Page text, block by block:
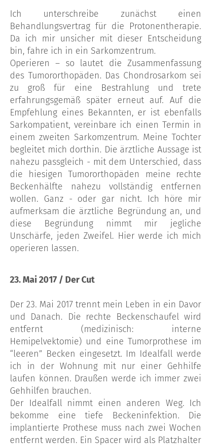
Ich unterschreibe zunächst einen
Behandlungsvertrag für die Protonentherapie.
Da ich mir unsicher mit dieser Entscheidung
bin, fahre ich in ein Sarkomzentrum.
Operieren – so lautet die Zusammenfassung
des Tumororthopäden. Das Chondrosarkom sei
zu groß für eine Bestrahlung und trete
erfahrungsgemäß später erneut auf. Auf die
Empfehlung eines Bekannten, er ist ebenfalls
Sarkompatient, vereinbare ich einen Termin in
einem zweiten Sarkomzentrum. Meine Tochter
begleitet mich dorthin. Die ärztliche Aussage ist
nahezu passgleich - mit dem Unterschied, dass
die hiesigen Tumororthopäden meine rechte
Beckenhälfte nahezu vollständig entfernen
wollen. Ganz - oder gar nicht. Ich höre mir
aufmerksam die ärztliche Begründung an, und
diese Begründung nimmt mir jegliche
Unschärfe, jeden Zweifel. Hier werde ich mich
operieren lassen.
23. Mai 2017 / Der Cut
Der 23. Mai 2017 trennt mein Leben in ein Davor
und Danach. Die rechte Beckenschaufel wird
entfernt (medizinisch: interne
Hemipelvektomie) und eine Tumorprothese im
“leeren” Becken eingesetzt. Im Idealfall werde
ich in der Wohnung mit nur einer Gehhilfe
laufen können. Draußen werde ich immer zwei
Gehhilfen brauchen.
Der Idealfall nimmt einen anderen Weg. Ich
bekomme eine tiefe Beckeninfektion. Die
implantierte Prothese muss nach zwei Wochen
entfernt werden. Ein Spacer wird als Platzhalter